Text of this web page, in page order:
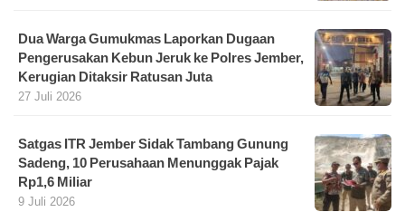
Dua Warga Gumukmas Laporkan Dugaan
Pengerusakan Kebun Jeruk ke Polres Jember,
Kerugian Ditaksir Ratusan Juta
27 Juli 2026
Satgas ITR Jember Sidak Tambang Gunung
Sadeng, 10 Perusahaan Menunggak Pajak
Rp1,6 Miliar
9 Juli 2026